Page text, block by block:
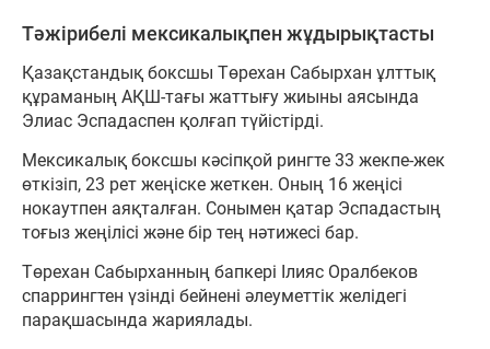
Тәжірибелі мексикалықпен жұдырықтасты
Қазақстандық боксшы Төрехан Сабырхан ұлттық
құраманың АҚШ-тағы жаттығу жиыны аясында
Элиас Эспадаспен қолғап түйістірді.
Мексикалық боксшы кәсіпқой рингте 33 жекпе-жек
өткізіп, 23 рет жеңіске жеткен. Оның 16 жеңісі
нокаутпен аяқталған. Сонымен қатар Эспадастың
тоғыз жеңілісі және бір тең нәтижесі бар.
Төрехан Сабырханның бапкері Ілияс Оралбеков
спаррингтен үзінді бейнені әлеуметтік желідегі
парақшасында жариялады.